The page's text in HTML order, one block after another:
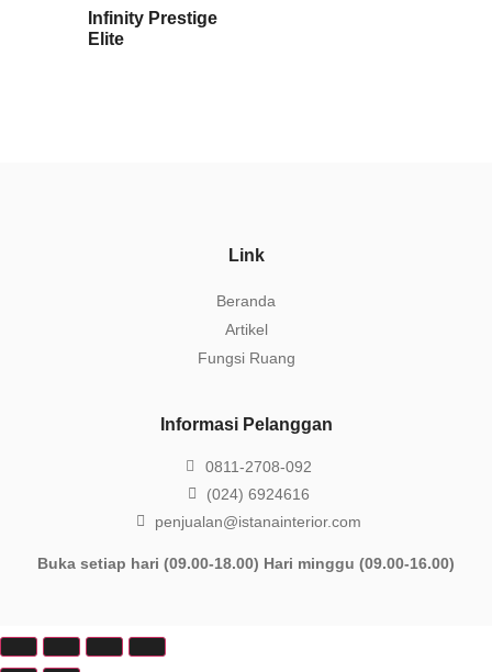
Infinity Prestige
Elite
Link
Beranda
Artikel
Fungsi Ruang
Informasi Pelanggan
0811-2708-092
(024) 6924616
penjualan@istanainterior.com
Buka setiap hari (09.00-18.00) Hari minggu (09.00-16.00)